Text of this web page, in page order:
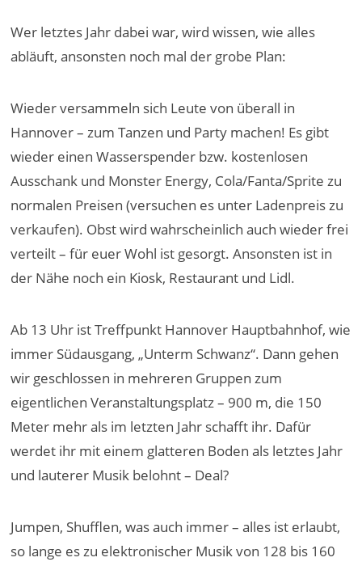
Wer letztes Jahr dabei war, wird wissen, wie alles
abläuft, ansonsten noch mal der grobe Plan:
Wieder versammeln sich Leute von überall in
Hannover – zum Tanzen und Party machen! Es gibt
wieder einen Wasserspender bzw. kostenlosen
Ausschank und Monster Energy, Cola/Fanta/Sprite zu
normalen Preisen (versuchen es unter Ladenpreis zu
verkaufen). Obst wird wahrscheinlich auch wieder frei
verteilt – für euer Wohl ist gesorgt. Ansonsten ist in
der Nähe noch ein Kiosk, Restaurant und Lidl.
Ab 13 Uhr ist Treffpunkt Hannover Hauptbahnhof, wie
immer Südausgang, „Unterm Schwanz“. Dann gehen
wir geschlossen in mehreren Gruppen zum
eigentlichen Veranstaltungsplatz – 900 m, die 150
Meter mehr als im letzten Jahr schafft ihr. Dafür
werdet ihr mit einem glatteren Boden als letztes Jahr
und lauterer Musik belohnt – Deal?
Jumpen, Shufflen, was auch immer – alles ist erlaubt,
so lange es zu elektronischer Musik von 128 bis 160